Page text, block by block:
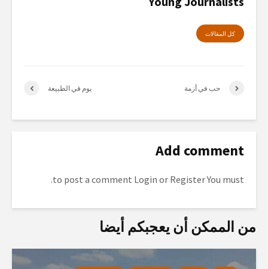
كل المقالات
يوم في الطبيعة حب في أزمة
Add comment
You must
Register
Login
من الممكن أن يعجبكم أيضا